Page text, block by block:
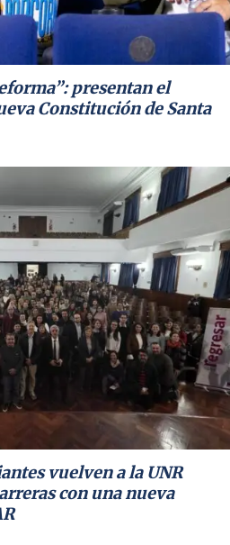
presentan el
Constitución de Santa
vuelven a la UNR
con una nueva